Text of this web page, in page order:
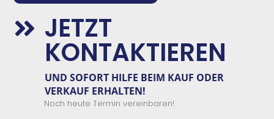
 JETZT
KONTAKTIEREN
UND SOFORT HILFE BEIM KAUF ODER
VERKAUF ERHALTEN!
Noch heute Termin vereinbaren!